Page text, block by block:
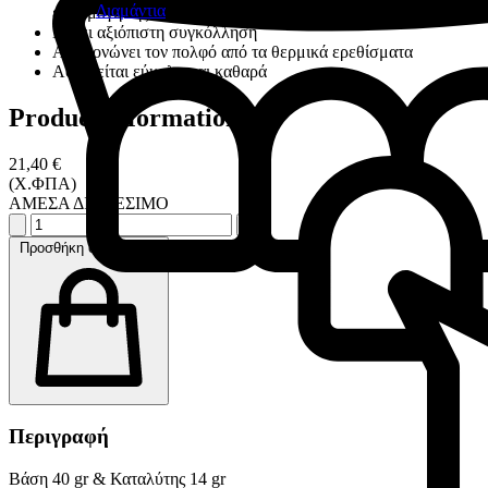
Διαμάντια
εφαρμογή της εργασίας
Κάνει αξιόπιστη συγκόλληση
Απομονώνει τον πολφό από τα θερμικά ερεθίσματα
Αφαιρείται εύκολα και καθαρά
Product information
21,40 €
(Χ.ΦΠΑ)
ΑΜΕΣΑ ΔΙΑΘΕΣΙΜΟ
Προσθήκη στο καλάθι
Περιγραφή
Βάση 40 gr & Καταλύτης 14 gr